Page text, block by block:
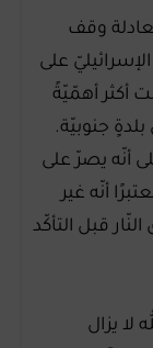
وقف
على
أكثر أهمّيّةً
جنوبيّة.
أنّه يصرّ على
أنّه غير
قبل التأكّد
يزال